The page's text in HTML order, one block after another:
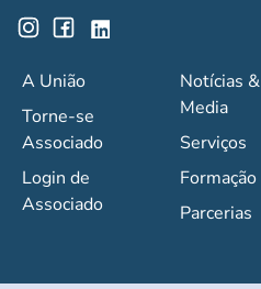
A União
Torne-se
Associado
Login de
Associado
Notícias &
Media
Serviços
Formação
Parcerias